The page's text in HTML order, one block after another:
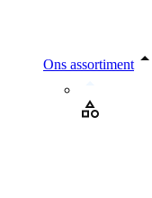
Ons assortiment